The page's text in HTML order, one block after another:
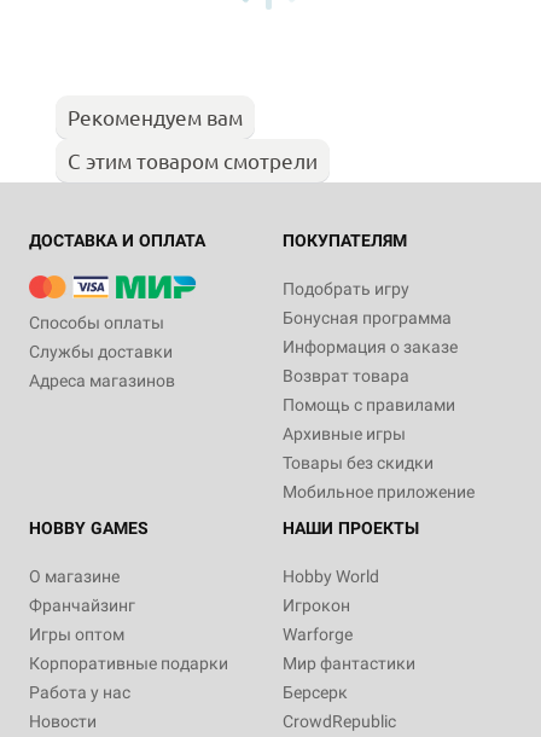
Рекомендуем вам
С этим товаром смотрели
ДОСТАВКА И ОПЛАТА
Способы оплаты
Службы доставки
Адреса магазинов
ПОКУПАТЕЛЯМ
Подобрать игру
Бонусная программа
Информация о заказе
Возврат товара
Помощь с правилами
Архивные игры
Товары без скидки
Мобильное приложение
HOBBY GAMES
О магазине
Франчайзинг
Игры оптом
Корпоративные подарки
Работа у нас
Новости
НАШИ ПРОЕКТЫ
Hobby World
Игрокон
Warforge
Мир фантастики
Берсерк
CrowdRepublic